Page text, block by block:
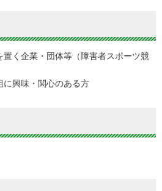
く企業・団体等（障害者スポーツ競
に興味・関心のある方